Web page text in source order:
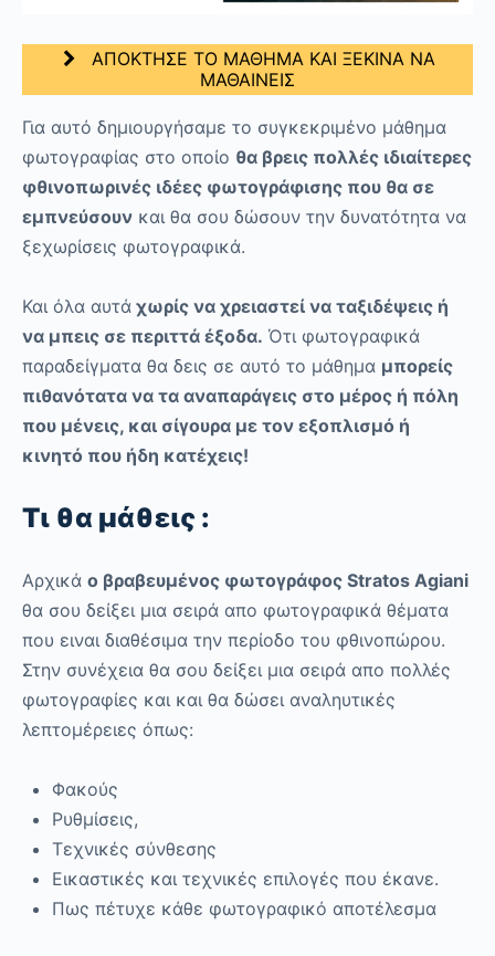
ΑΠΟΚΤΗΣΕ ΤΟ ΜΑΘΗΜΑ ΚΑΙ ΞΕΚΙΝΑ ΝΑ
ΜΑΘΑΙΝΕΙΣ
Για αυτό δημιουργήσαμε το συγκεκριμένο μάθημα
φωτογραφίας στο οποίο θα βρεις πολλές ιδιαίτερες
φθινοπωρινές ιδέες φωτογράφισης που θα σε
εμπνεύσουν και θα σου δώσουν την δυνατότητα να
ξεχωρίσεις φωτογραφικά.
Και όλα αυτά χωρίς να χρειαστεί να ταξιδέψεις ή
να μπεις σε περιττά έξοδα. Ότι φωτογραφικά
παραδείγματα θα δεις σε αυτό το μάθημα μπορείς
πιθανότατα να τα αναπαράγεις στο μέρος ή πόλη
που μένεις, και σίγουρα με τον εξοπλισμό ή
κινητό που ήδη κατέχεις!
Τι θα μάθεις :
Αρχικά ο βραβευμένος φωτογράφος Stratos Agiani
θα σου δείξει μια σειρά απο φωτογραφικά θέματα
που ειναι διαθέσιμα την περίοδο του φθινοπώρου.
Στην συνέχεια θα σου δείξει μια σειρά απο πολλές
φωτογραφίες και και θα δώσει αναληυτικές
λεπτομέρειες όπως:
Φακούς
Ρυθμίσεις,
Τεχνικές σύνθεσης
Εικαστικές και τεχνικές επιλογές που έκανε.
Πως πέτυχε κάθε φωτογραφικό αποτέλεσμα